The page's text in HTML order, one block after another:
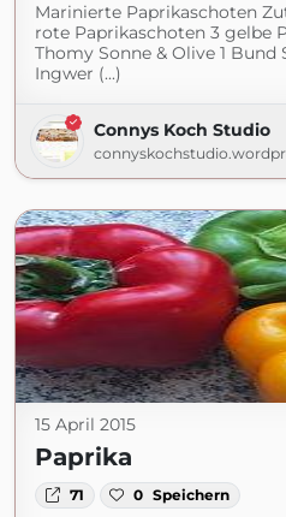
Marinierte Paprikaschoten
rote Paprikaschoten 3 gelbe
Thomy Sonne & Olive 1
Ingwer (...)
Connys Koch Studio
15 April 2015
Paprika
71 0 Speichern